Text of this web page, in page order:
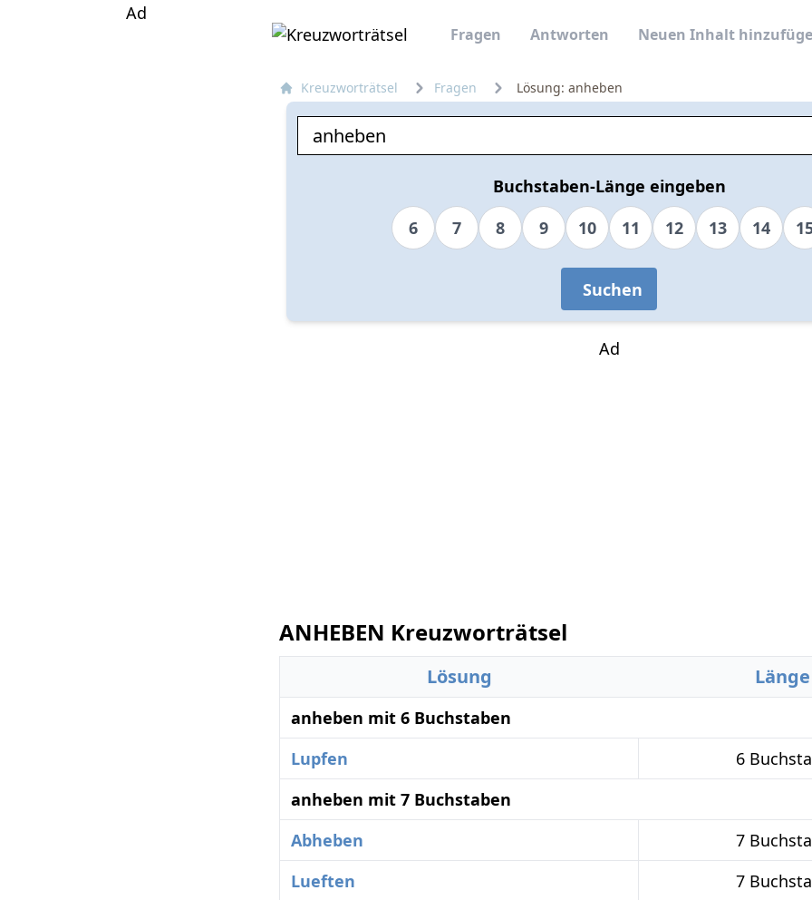
Fragen Antworten Neuen Inhalt
Ad
Kreuzworträtsel Fragen Lösung: anheben
Buchstaben-Länge eingeben
6
7 8 9 10 11 12 13 14
Suchen
Ad
ANHEBEN Kreuzworträtsel
Lösung Länge
anheben mit 6 Buchstaben
Lupfen
6
anheben mit 7 Buchstaben
Abheben
7
Lueften
7